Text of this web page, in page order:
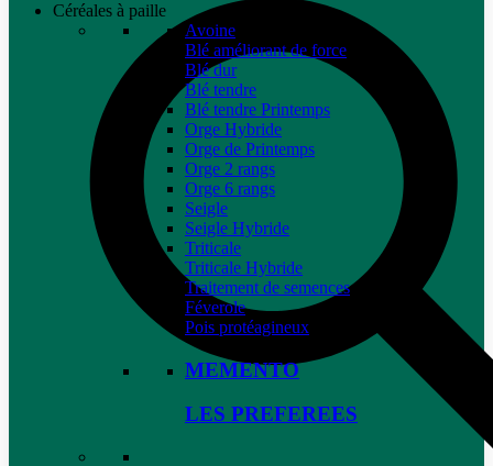
Céréales à paille
Avoine
Blé améliorant de force
Blé dur
Blé tendre
Blé tendre Printemps
Orge Hybride
Orge de Printemps
Orge 2 rangs
Orge 6 rangs
Seigle
Seigle Hybride
Triticale
Triticale Hybride
Traitement de semences
Féverole
Pois protéagineux
MEMENTO
LES PREFEREES